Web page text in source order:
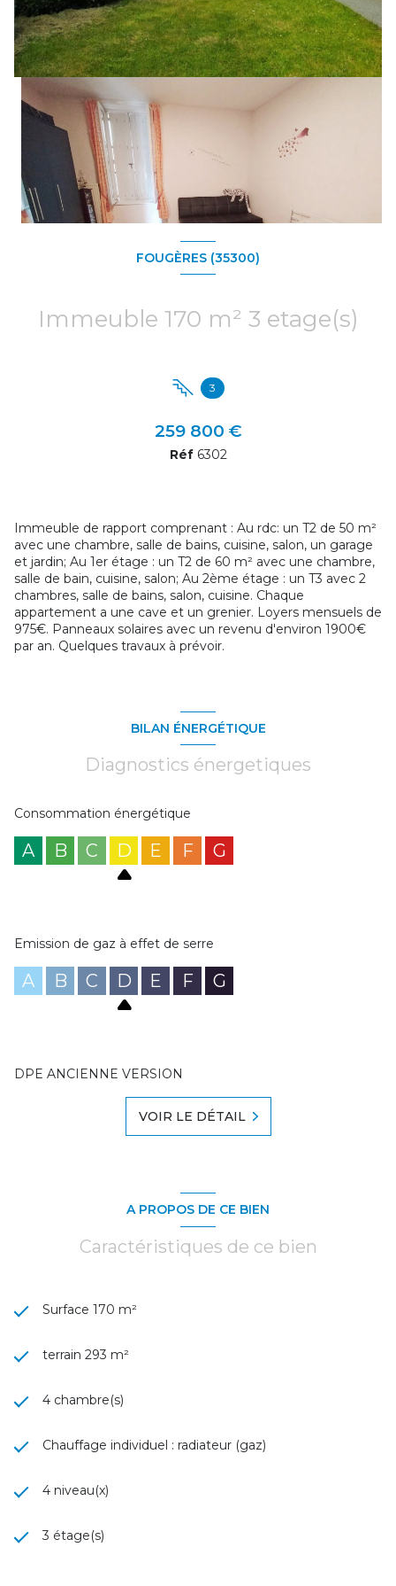
+2
FOUGÈRES (35300)
Immeuble 170 m² 3 etage(s)
3
259 800 €
Réf 6302
Immeuble de rapport comprenant : Au rdc: un T2 de 50 m²
avec une chambre, salle de bains, cuisine, salon, un garage
et jardin; Au 1er étage : un T2 de 60 m² avec une chambre,
salle de bain, cuisine, salon; Au 2ème étage : un T3 avec 2
chambres, salle de bains, salon, cuisine. Chaque
appartement a une cave et un grenier. Loyers mensuels de
975€. Panneaux solaires avec un revenu d'environ 1900€
par an. Quelques travaux à prévoir.
BILAN ÉNERGÉTIQUE
Diagnostics énergetiques
Consommation énergétique
A B C D E F G
Emission de gaz à effet de serre
A B C D E F G
DPE ANCIENNE VERSION
VOIR LE DÉTAIL
A PROPOS DE CE BIEN
Caractéristiques de ce bien
Surface 170 m²
terrain 293 m²
4 chambre(s)
Chauffage individuel : radiateur (gaz)
4 niveau(x)
3 étage(s)